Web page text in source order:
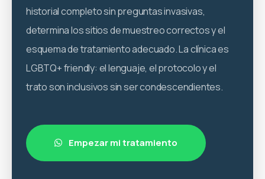
historial completo sin preguntas invasivas,
determina los sitios de muestreo correctos y el
esquema de tratamiento adecuado. La clínica es
LGBTQ+ friendly: el lenguaje, el protocolo y el
trato son inclusivos sin ser condescendientes.
Empezar mi tratamiento